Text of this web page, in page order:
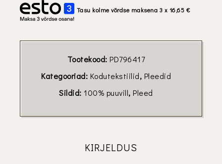
Tasu kolme võrdse maksena 3 x 16,65 €
Tootekood:PD796417
Kategooriad: Kodutekstiilid, Pleedid
Sildid:100% puuvill,Pleed
KIRJELDUS